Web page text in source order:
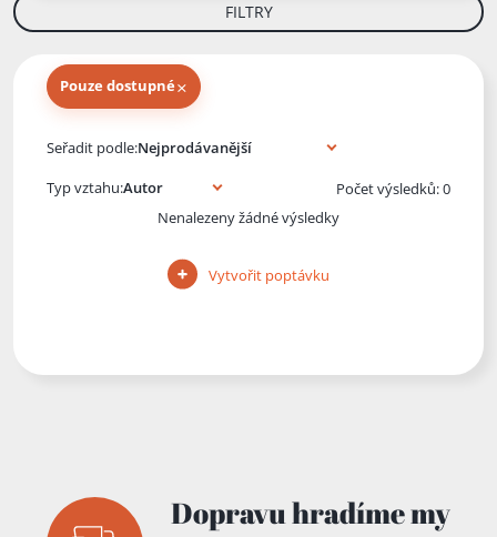
FILTRY
Pouze dostupné×
Seřadit podle:
Typ vztahu:
Počet výsledků: 0
Nenalezeny žádné výsledky
Vytvořit poptávku
Dopravu hradíme my